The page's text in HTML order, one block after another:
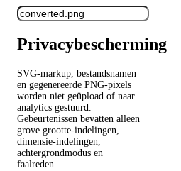
Privacybescherming
SVG-markup, bestandsnamen
en gegenereerde PNG-pixels
worden niet geüpload of naar
analytics gestuurd.
Gebeurtenissen bevatten alleen
grove grootte-indelingen,
dimensie-indelingen,
achtergrondmodus en
faalreden.